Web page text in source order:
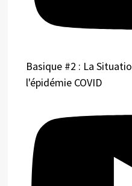
Basique #2 : La
l'épidémie COVID